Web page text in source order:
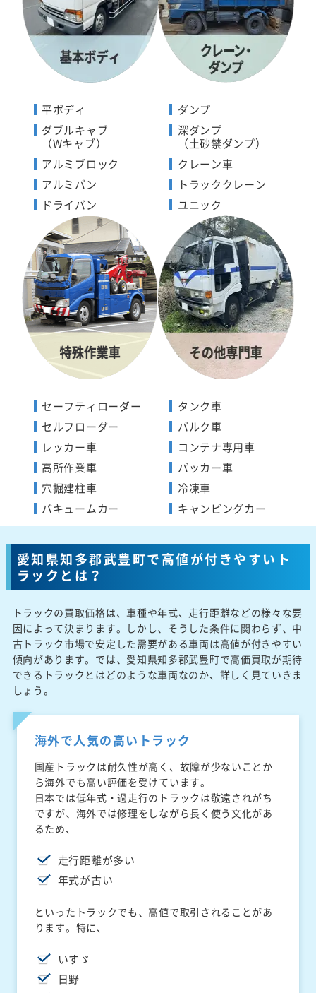
平ボディ
ダブルキャブ
（Wキャブ）
アルミブロック
アルミバン
ドライバン
ダンプ
深ダンプ
（土砂禁ダンプ）
クレーン車
トラッククレーン
ユニック
セーフティローダー
セルフローダー
レッカー車
高所作業車
穴掘建柱車
バキュームカー
タンク車
バルク車
コンテナ専用車
パッカー車
冷凍車
キャンピングカー
愛知県知多郡武豊町で高値が付きやすいト
ラックとは？
トラックの買取価格は、車種や年式、走行距離などの様々な要
因によって決まります。しかし、そうした条件に関わらず、中
古トラック市場で安定した需要がある車両は高値が付きやすい
傾向があります。では、愛知県知多郡武豊町で高価買取が期待
できるトラックとはどのような車両なのか、詳しく見ていきま
しょう。
海外で人気の高いトラック
国産トラックは耐久性が高く、故障が少ないことか
ら海外でも高い評価を受けています。
日本では低年式・過走行のトラックは敬遠されがち
ですが、海外では修理をしながら長く使う文化があ
るため、
走行距離が多い
年式が古い
といったトラックでも、高値で取引されることがあ
ります。特に、
いすゞ
日野